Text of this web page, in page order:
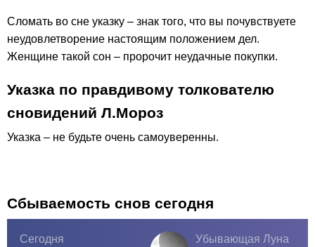
Сломать во сне указку – знак того, что вы почувствуете
неудовлетворение настоящим положением дел.
Женщине такой сон – пророчит неудачные покупки.
Указка по правдивому толкователю
сновидений Л.Мороз
Указка – не будьте очень самоуверенны.
Сбываемость снов сегодня
Сегодня
Убывающая Луна